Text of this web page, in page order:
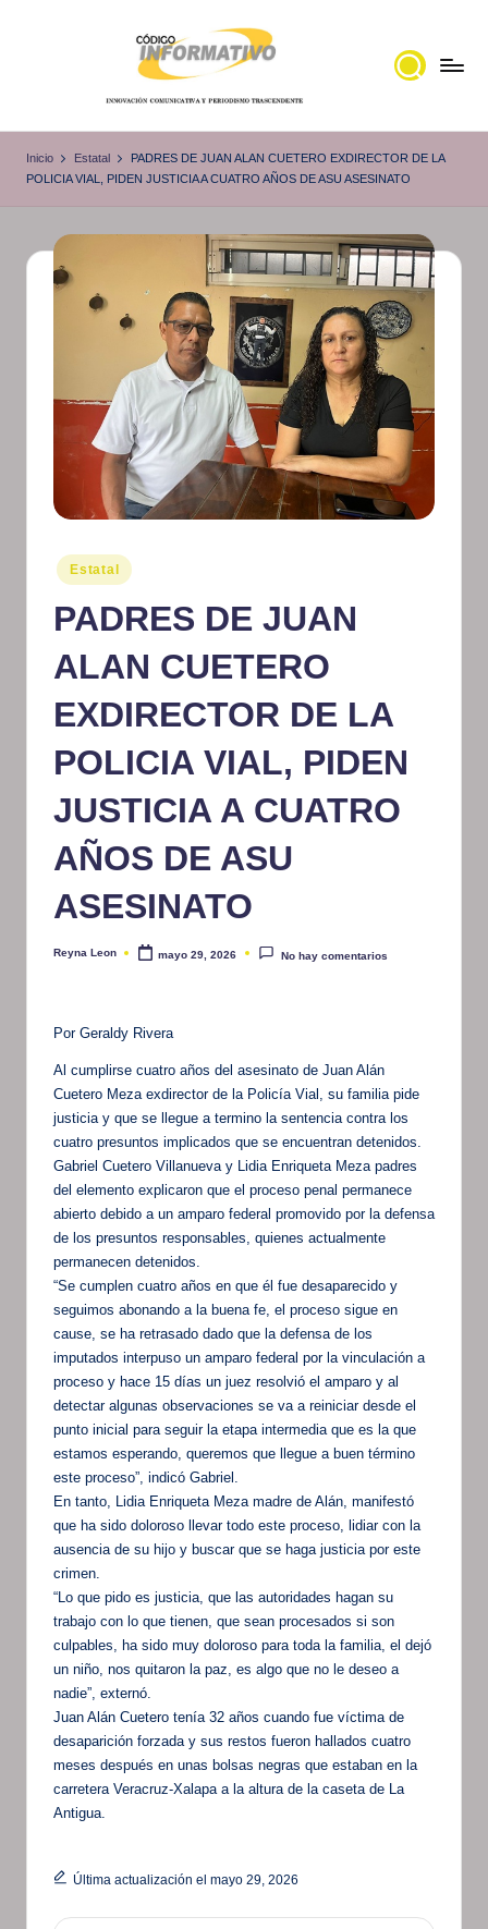
ó
d
i
o
f
o
m
at
iv
o
noticias
Inicio Estatal
PADRES DE JUAN ALAN CUETERO EXDIRECTOR DE LA
POLICIA VIAL, PIDEN JUSTICIA A CUATRO AÑOS DE ASU ASESINATO
Publicado
en
Estatal
PADRES DE JUAN
ALAN CUETERO
EXDIRECTOR DE LA
POLICIA VIAL, PIDEN
JUSTICIA A CUATRO
AÑOS DE ASU
ASESINATO
Publicado
Reyna Leon mayo 29, 2026 No hay comentarios
Por Geraldy Rivera
Al cumplirse cuatro años del asesinato de Juan Alán
Cuetero Meza exdirector de la Policía Vial, su familia pide
justicia y que se llegue a termino la sentencia contra los
cuatro presuntos implicados que se encuentran detenidos.
Gabriel Cuetero Villanueva y Lidia Enriqueta Meza padres
del elemento explicaron que el proceso penal permanece
abierto debido a un amparo federal promovido por la defensa
de los presuntos responsables, quienes actualmente
permanecen detenidos.
“Se cumplen cuatro años en que él fue desaparecido y
seguimos abonando a la buena fe, el proceso sigue en
cause, se ha retrasado dado que la defensa de los
imputados interpuso un amparo federal por la vinculación a
proceso y hace 15 días un juez resolvió el amparo y al
detectar algunas observaciones se va a reiniciar desde el
punto inicial para seguir la etapa intermedia que es la que
estamos esperando, queremos que llegue a buen término
este proceso”, indicó Gabriel.
En tanto, Lidia Enriqueta Meza madre de Alán, manifestó
que ha sido doloroso llevar todo este proceso, lidiar con la
ausencia de su hijo y buscar que se haga justicia por este
crimen.
“Lo que pido es justicia, que las autoridades hagan su
trabajo con lo que tienen, que sean procesados si son
culpables, ha sido muy doloroso para toda la familia, el dejó
un niño, nos quitaron la paz, es algo que no le deseo a
nadie”, externó.
Juan Alán Cuetero tenía 32 años cuando fue víctima de
desaparición forzada y sus restos fueron hallados cuatro
meses después en unas bolsas negras que estaban en la
carretera Veracruz-Xalapa a la altura de la caseta de La
Antigua.
Última actualización el mayo 29, 2026